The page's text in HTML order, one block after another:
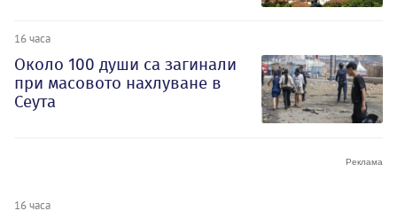
16 часа
Около 100 души са загинали
при масовото нахлуване в
Сеута
16 часа